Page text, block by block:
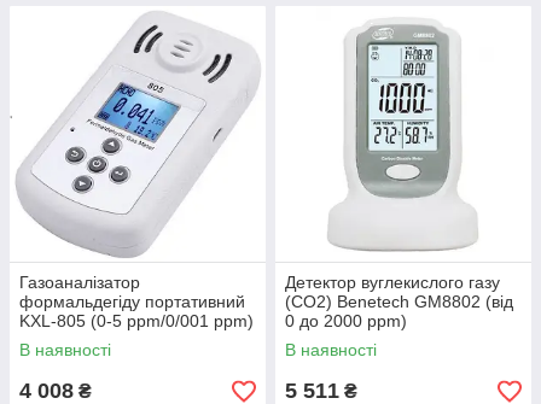
Газоаналізатор
формальдегіду портативний
KXL-805 (0-5 ppm/0/001 ppm)
В наявності
4 008 ₴
Детектор вуглекислого газу
(CO2) Benetech GM8802 (від
0 до 2000 ppm)
В наявності
5 511 ₴